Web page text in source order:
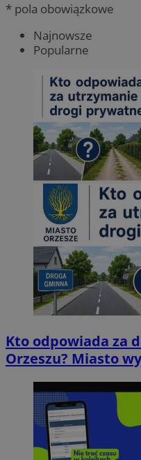
* pola obowiązkowe
Najnowsze
Popularne
Kto odpowiada za
Orzeszu? Miasto